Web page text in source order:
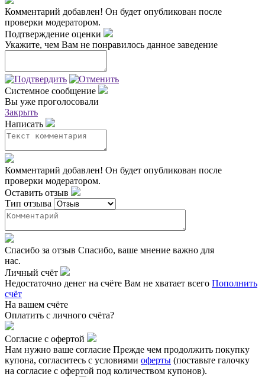
Комментарий добавлен! Он будет опубликован после
проверки модератором.
Подтверждение оценки
Укажите, чем Вам не понравилось данное заведение
Системное сообщение
Вы уже проголосовали
Закрыть
Написать
Комментарий добавлен! Он будет опубликован после
проверки модератором.
Оставить отзыв
Тип отзыва
Спасибо за отзыв Спасибо, ваше мнение важно для
нас.
Личный счёт
Недостаточно денег на счёте Вам не хватает всего Пополнить
счёт
На вашем счёте
Оплатить с личного счёта?
Согласие с офертой
Нам нужно ваше согласие Прежде чем продолжить покупку
купона, согласитесь с условиями оферты (поставьте галочку
на согласие с офертой под количеством купонов).